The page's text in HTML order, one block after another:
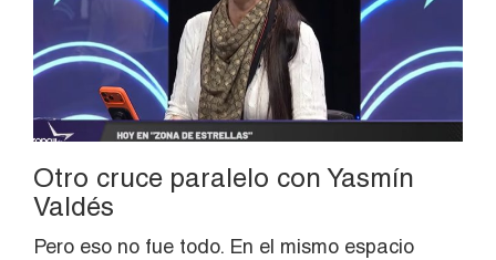
Otro cruce paralelo con Yasmín
Valdés
Pero eso no fue todo. En el mismo espacio